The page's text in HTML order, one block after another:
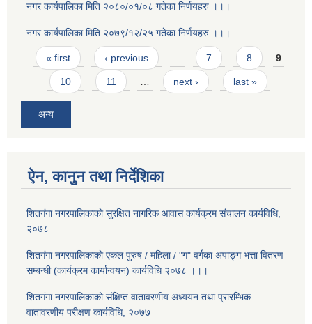
नगर कार्यपालिका मिति २०८०/०१/०८ गतेका निर्णयहरु ।।।
नगर कार्यपालिका मिति २०७९/१२/२५ गतेका निर्णयहरु ।।।
Pages
« first ‹ previous … 7 8 9
10 11 … next › last »
अन्य
ऐन, कानुन तथा निर्देशिका
शितगंगा नगरपालिकाकाे सुरक्षित नागरिक आवास कार्यक्रम संचालन कार्यविधि,
२०७८
शितगंगा नगरपालिकाकाे एकल पुरुष / महिला / "ग" वर्गका अपाङ्ग भत्ता वितरण
सम्बन्धी (कार्यक्रम कार्यान्वयन) कार्यविधि २०७८ ।।।
शितगंगा नगरपालिकाको संक्षिप्त वातावरणीय अध्ययन तथा प्रारम्भिक
वातावरणीय परीक्षण कार्यविधि, २०७७